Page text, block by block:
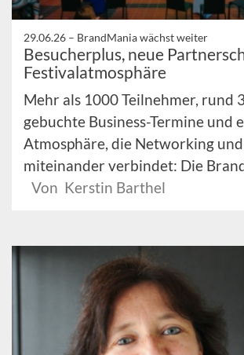
29.06.26 – BrandMania wächst weiter
Besucherplus, neue
Festivalatmosphäre
Mehr als 1000 Teilnehmer, rund
gebuchte Business-Termine und
Atmosphäre, die Networking
miteinander verbindet: Die
Von Kerstin Barthel